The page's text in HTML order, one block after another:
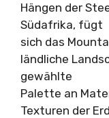
Hängen der
Südafrika, fügt
sich das
ländliche
gewählte
Palette an
Texturen der